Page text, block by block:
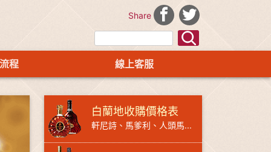
Share
程 線上客服
白蘭地收購價格表
軒尼詩、馬爹利、人頭馬...